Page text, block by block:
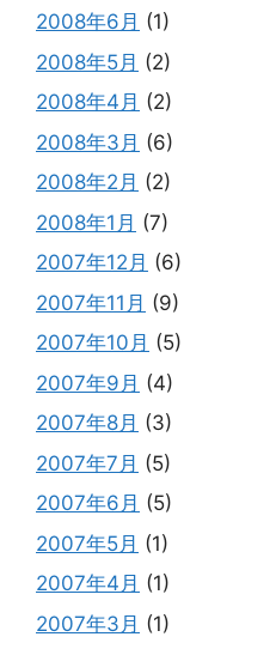
2008年6月 (1)
2008年5月 (2)
2008年4月 (2)
2008年3月 (6)
2008年2月 (2)
2008年1月 (7)
2007年12月 (6)
2007年11月 (9)
2007年10月 (5)
2007年9月 (4)
2007年8月 (3)
2007年7月 (5)
2007年6月 (5)
2007年5月 (1)
2007年4月 (1)
2007年3月 (1)